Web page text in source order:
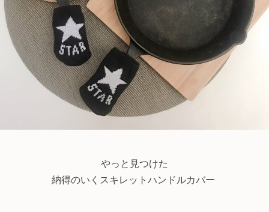
やっと見つけた
納得のいくスキレットハンドルカバー